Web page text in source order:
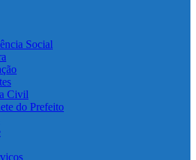
Social
Civil
do Prefeito